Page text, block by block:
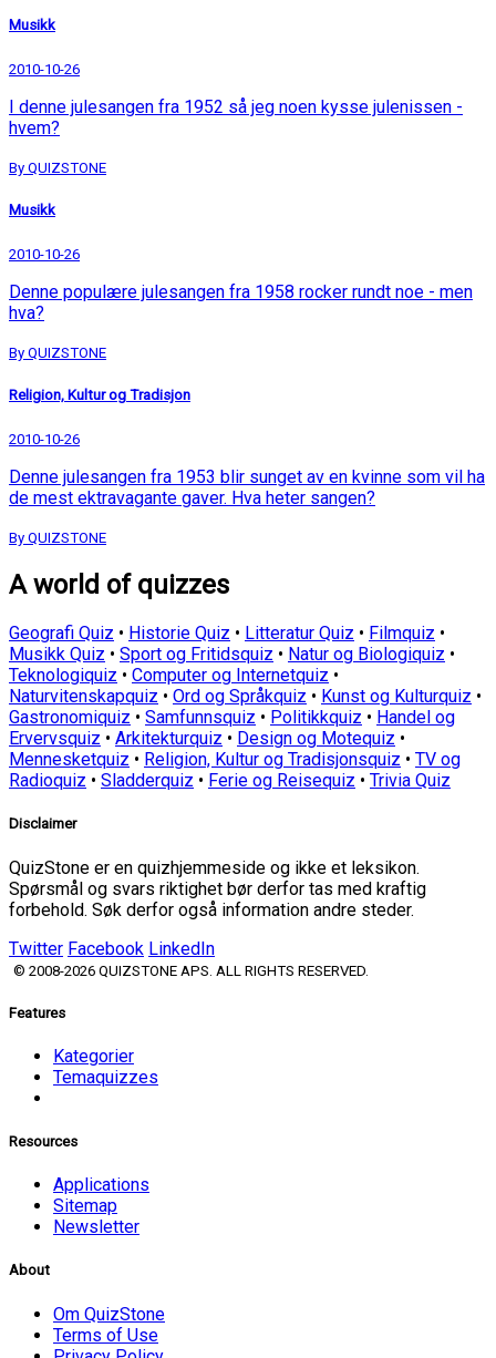
Musikk
2010-10-26
I denne julesangen fra 1952 så jeg noen kysse julenissen -
hvem?
By QUIZSTONE
Musikk
2010-10-26
Denne populære julesangen fra 1958 rocker rundt noe - men
hva?
By QUIZSTONE
Religion, Kultur og Tradisjon
2010-10-26
Denne julesangen fra 1953 blir sunget av en kvinne som vil ha
de mest ektravagante gaver. Hva heter sangen?
By QUIZSTONE
A world of quizzes
Geografi Quiz • Historie Quiz • Litteratur Quiz • Filmquiz •
Musikk Quiz • Sport og Fritidsquiz • Natur og Biologiquiz •
Teknologiquiz • Computer og Internetquiz •
Naturvitenskapquiz • Ord og Språkquiz • Kunst og Kulturquiz •
Gastronomiquiz • Samfunnsquiz • Politikkquiz • Handel og
Ervervsquiz • Arkitekturquiz • Design og Motequiz •
Mennesketquiz • Religion, Kultur og Tradisjonsquiz • TV og
Radioquiz • Sladderquiz • Ferie og Reisequiz • Trivia Quiz
Disclaimer
QuizStone er en quizhjemmeside og ikke et leksikon.
Spørsmål og svars riktighet bør derfor tas med kraftig
forbehold. Søk derfor også information andre steder.
Twitter Facebook LinkedIn
© 2008-2026 QUIZSTONE APS. ALL RIGHTS RESERVED.
Features
Kategorier
Temaquizzes
Resources
Applications
Sitemap
Newsletter
About
Om QuizStone
Terms of Use